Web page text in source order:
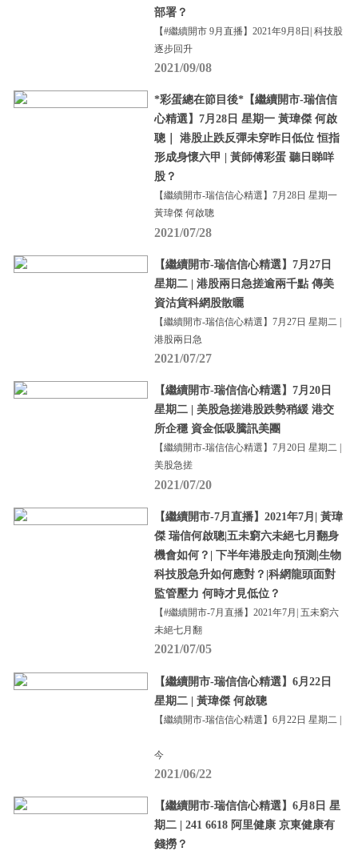
部署？
【#繼續開市 9月直播】2021年9月8日| 科技股
逐步回升
2021/09/08
*彩蛋總在節目後*【繼續開市-瑞信信
心精選】7月28日 星期一 黃瑋傑 何啟
聰｜ 港股止跌反彈未穿昨日低位 恒指
形成身懷六甲 | 黃師傅彩蛋 聽日睇咩
股？
【繼續開市-瑞信信心精選】7月28日 星期一
黃瑋傑 何啟聰
2021/07/28
【繼續開市-瑞信信心精選】7月27日
星期二 | 港股兩日急搓逾兩千點 傳美
資沽貨科網股散曬
【繼續開市-瑞信信心精選】7月27日 星期二 |
港股兩日急
2021/07/27
【繼續開市-瑞信信心精選】7月20日
星期二 | 美股急搓港股跌勢稍緩 港交
所企穩 資金低吸騰訊美團
【繼續開市-瑞信信心精選】7月20日 星期二 |
美股急搓
2021/07/20
【繼續開市-7月直播】2021年7月| 黃瑋
傑 瑞信何啟聰|五未窮六未絕七月翻身
機會如何？| 下半年港股走向預測|生物
科技股急升如何應對？|科網龍頭面對
監管壓力 何時才見低位？
【#繼續開市-7月直播】2021年7月| 五未窮六
未絕七月翻
2021/07/05
【繼續開市-瑞信信心精選】6月22日
星期二 | 黃瑋傑 何啟聰
【繼續開市-瑞信信心精選】6月22日 星期二 |
今
2021/06/22
【繼續開市-瑞信信心精選】6月8日 星
期二 | 241 6618 阿里健康 京東健康有
錢撈？